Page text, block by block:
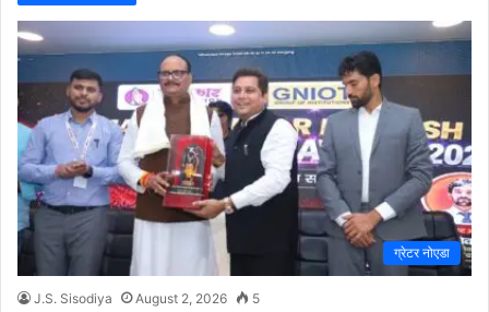
ग्रेटर नोएडा
J.S. Sisodiya August 2, 2026 5